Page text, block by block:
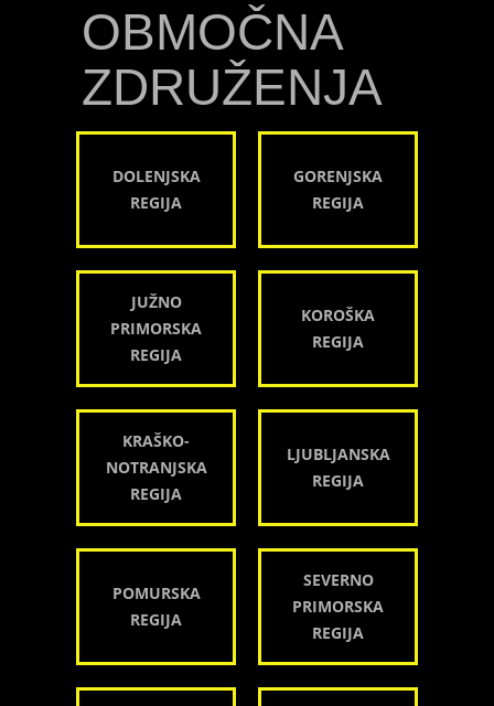
OBMOČNA
ZDRUŽENJA
DOLENJSKA
REGIJA
GORENJSKA
REGIJA
JUŽNO
PRIMORSKA
REGIJA
KOROŠKA
REGIJA
KRAŠKO-
NOTRANJSKA
REGIJA
LJUBLJANSKA
REGIJA
POMURSKA
REGIJA
SEVERNO
PRIMORSKA
REGIJA